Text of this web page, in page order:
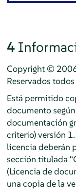
4
Copyright © 2006
Reservados
Está permitido
documento
documentación
criterio) versión
licencia deberán
sección titulada “
(Licencia de
una copia de la